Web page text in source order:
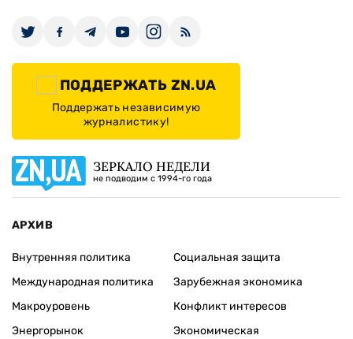
ПОДДЕРЖАТЬ ZN.UA
Поддержать независимую
журналистику!
ЗЕРКАЛО НЕДЕЛИ
не подводим с 1994-го года
АРХИВ
Внутренняя политика
Международная политика
Макроуровень
Энергорынок
Социальная защита
Зарубежная экономика
Конфликт интересов
Экономическая